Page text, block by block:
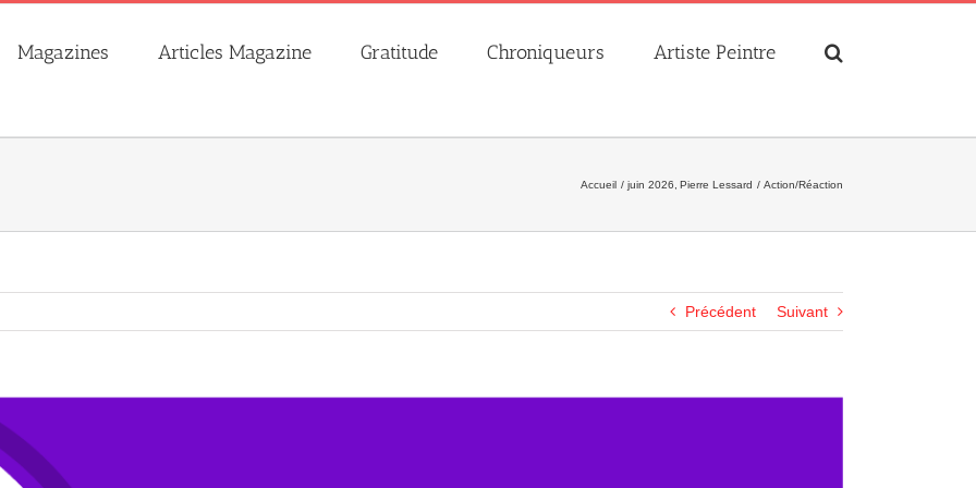
Magazines Articles Magazine Gratitude Chroniqueurs Artiste Peintre
Accueil juin 2026 Pierre Lessard Action/Réaction
Précédent Suivant